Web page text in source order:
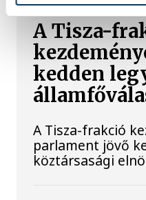
A Tisza-
kedden
A Tisza-frakció
parlament jövő
köztársasági